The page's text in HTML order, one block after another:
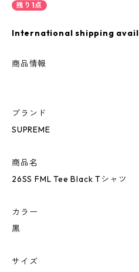
残り1点
International shipping
商品情報
ブランド
SUPREME
商品名
26SS FML Tee Black Tシャツ
カラー
黒
サイズ